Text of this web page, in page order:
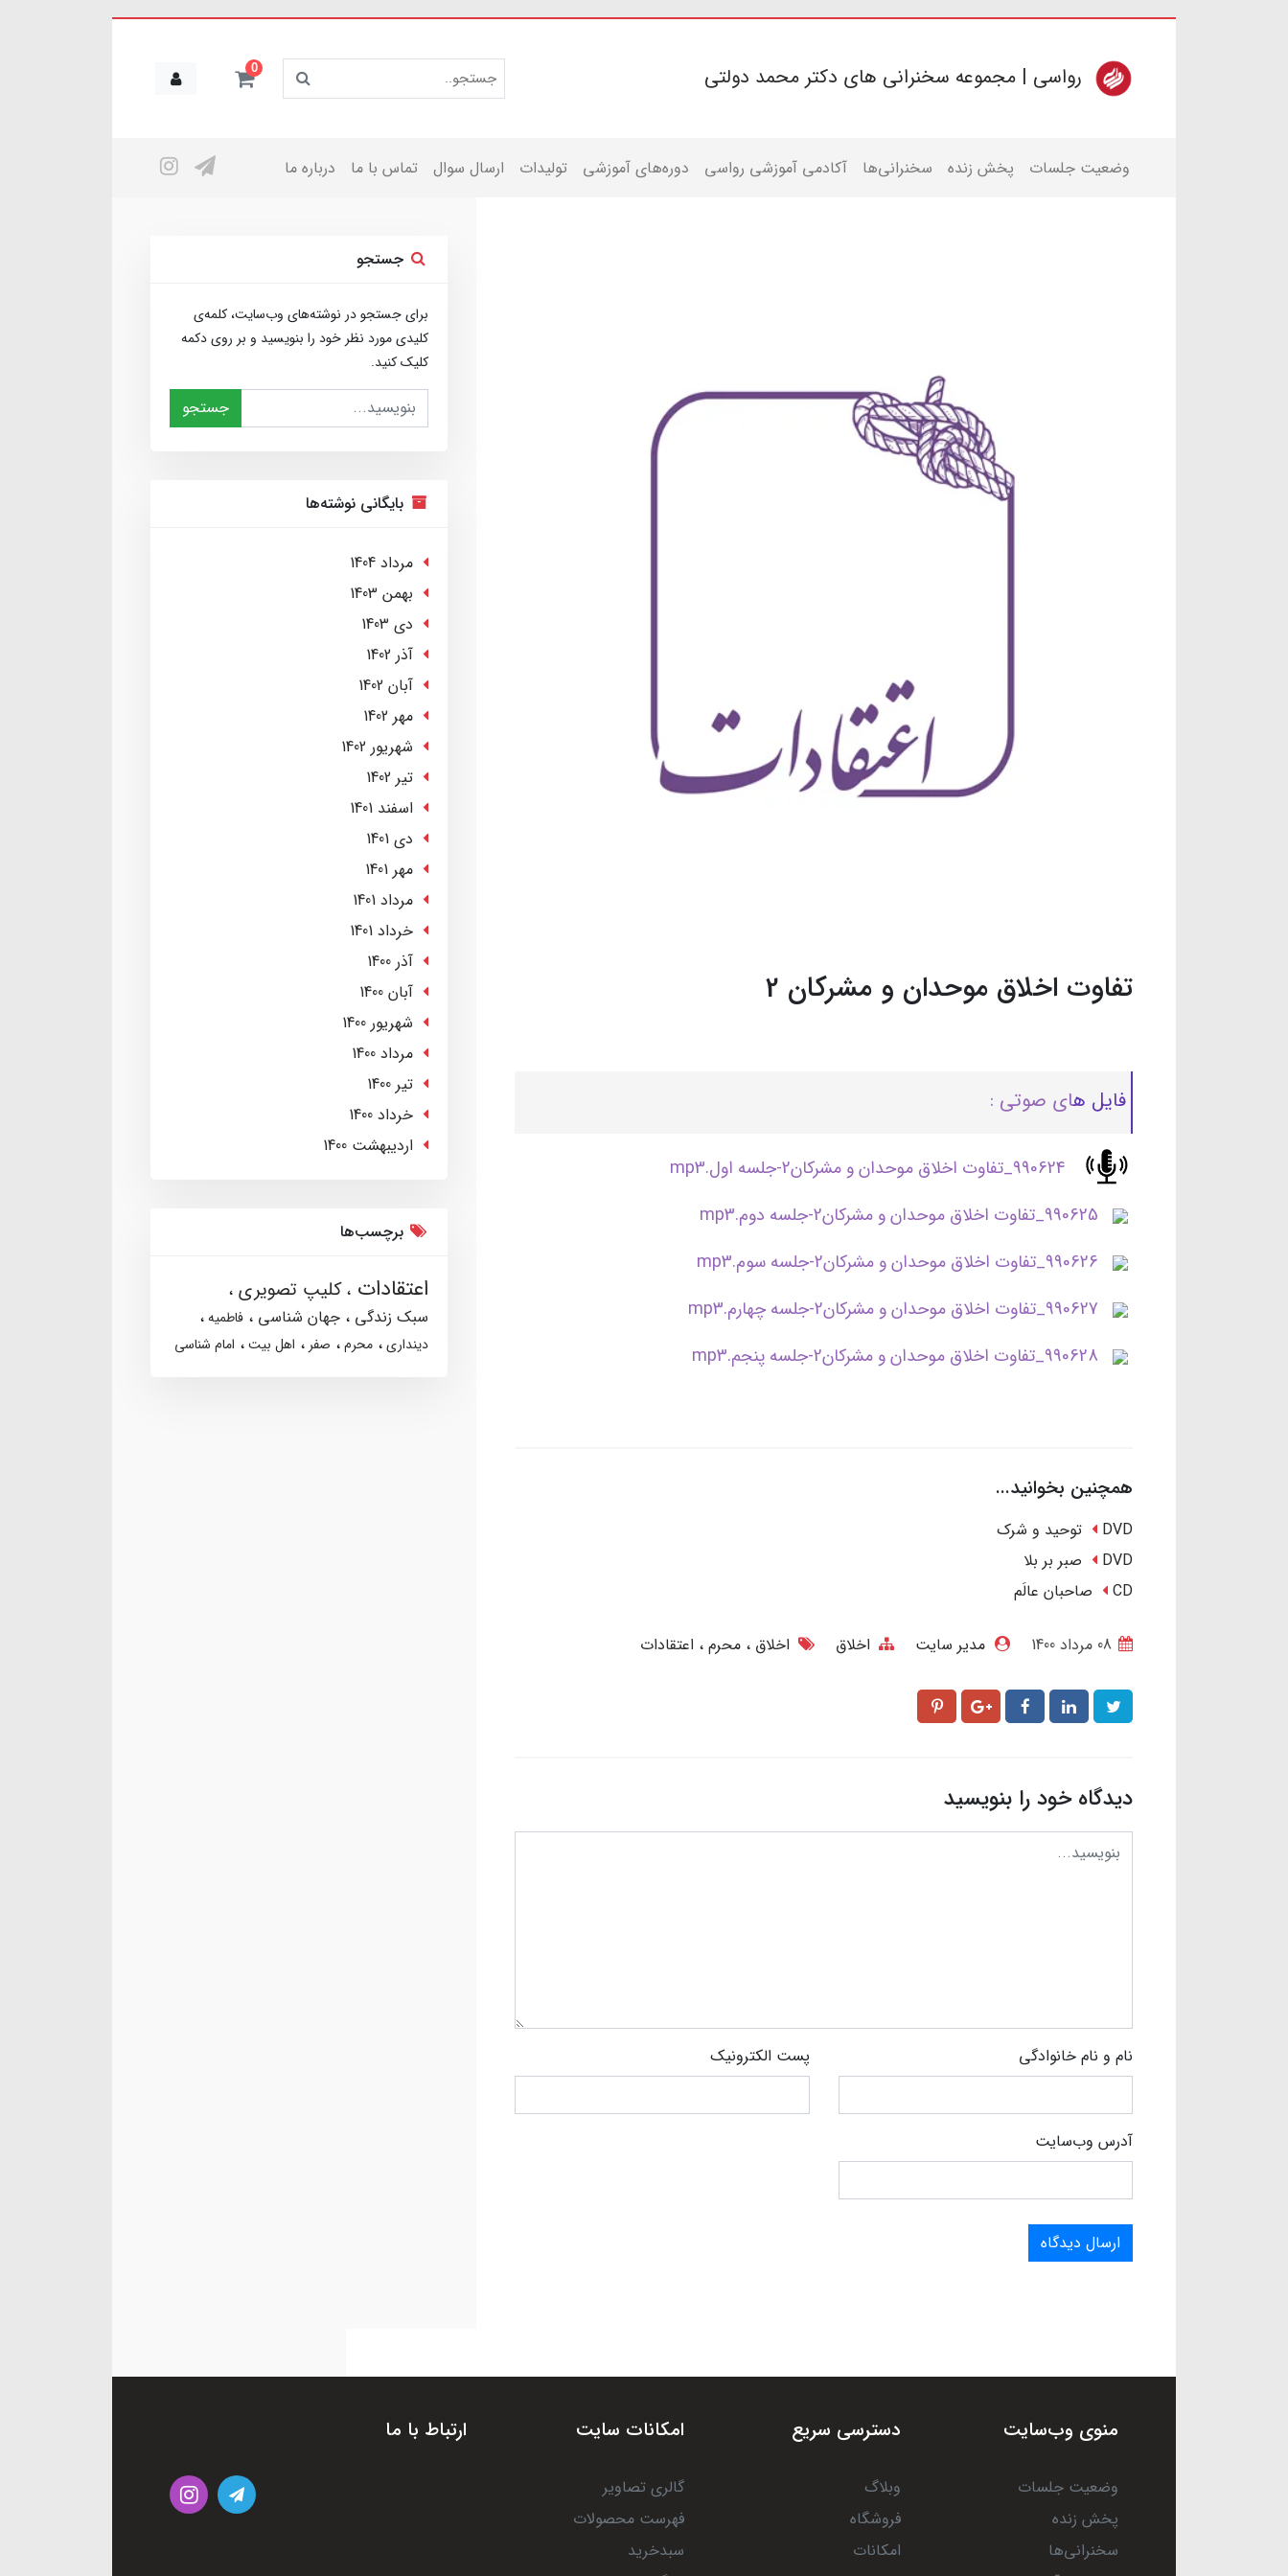
رواسی | مجموعه سخنرانی های دکتر محمد دولتی 0
وضعیت جلسات پخش زنده سخنرانی‌ها آکادمی آموزشی رواسی دوره‌های آموزشی تولیدات ارسال سوال تماس با ما درباره ما
تفاوت اخلاق موحدان و مشرکان 2
فایل های صوتی :
990624_تفاوت اخلاق موحدان و مشرکان2-جلسه اول.mp3
990625_تفاوت اخلاق موحدان و مشرکان2-جلسه دوم.mp3
990626_تفاوت اخلاق موحدان و مشرکان2-جلسه سوم.mp3
990627_تفاوت اخلاق موحدان و مشرکان2-جلسه چهارم.mp3
990628_تفاوت اخلاق موحدان و مشرکان2-جلسه پنجم.mp3
همچنین بخوانید...
DVD توحید و شرک
DVD صبر بر بلا
CD صاحبان عالَم
مدیر سایت اخلاق اخلاق محرم اعتقادات
دیدگاه خود را بنویسید
نام و نام خانوادگی پست الکترونیک
آدرس وب‌سایت
ارسال دیدگاه
جستجو
برای جستجو در نوشته‌های وب‌سایت، کلمه‌ی
کلیدی مورد نظر خود را بنویسید و بر روی دکمه
کلیک کنید.
جستجو
بایگانی نوشته‌ها
مرداد 1404
بهمن 1403
دی 1403
آذر 1402
آبان 1402
مهر 1402
شهریور 1402
تير 1402
اسفند 1401
دی 1401
مهر 1401
مرداد 1401
خرداد 1401
آذر 1400
آبان 1400
شهریور 1400
مرداد 1400
تير 1400
خرداد 1400
ارديبهشت 1400
برچسب‌ها
اعتقادات کلیپ تصویری
سبک زندگی جهان شناسی
فاطمیه
دینداری
محرم صفر اهل بیت امام شناسی
منوی وب‌سایت
وضعیت جلسات
پخش زنده
سخنرانی‌ها
دسترسی سریع
وبلاگ
فروشگاه
امکانات
امکانات سایت
گالری تصاویر
فهرست محصولات
سبدخرید
ارتباط با ما